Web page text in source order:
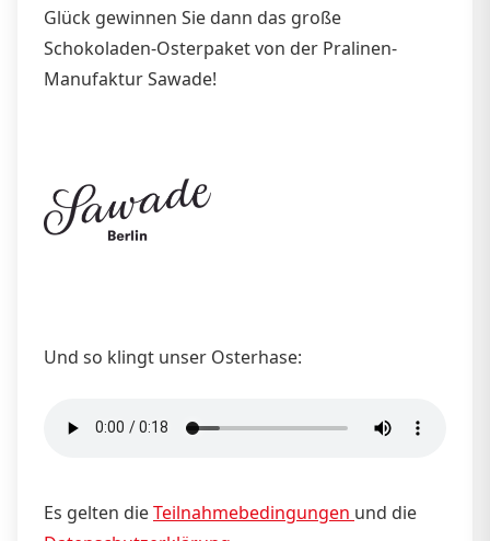
Glück gewinnen Sie dann das große
Schokoladen-Osterpaket von der Pralinen-
Manufaktur Sawade!
Und so klingt unser Osterhase:
Es gelten dieTeilnahmebedingungen und die